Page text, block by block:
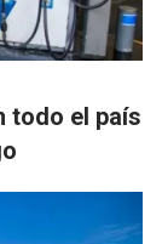
todo el país